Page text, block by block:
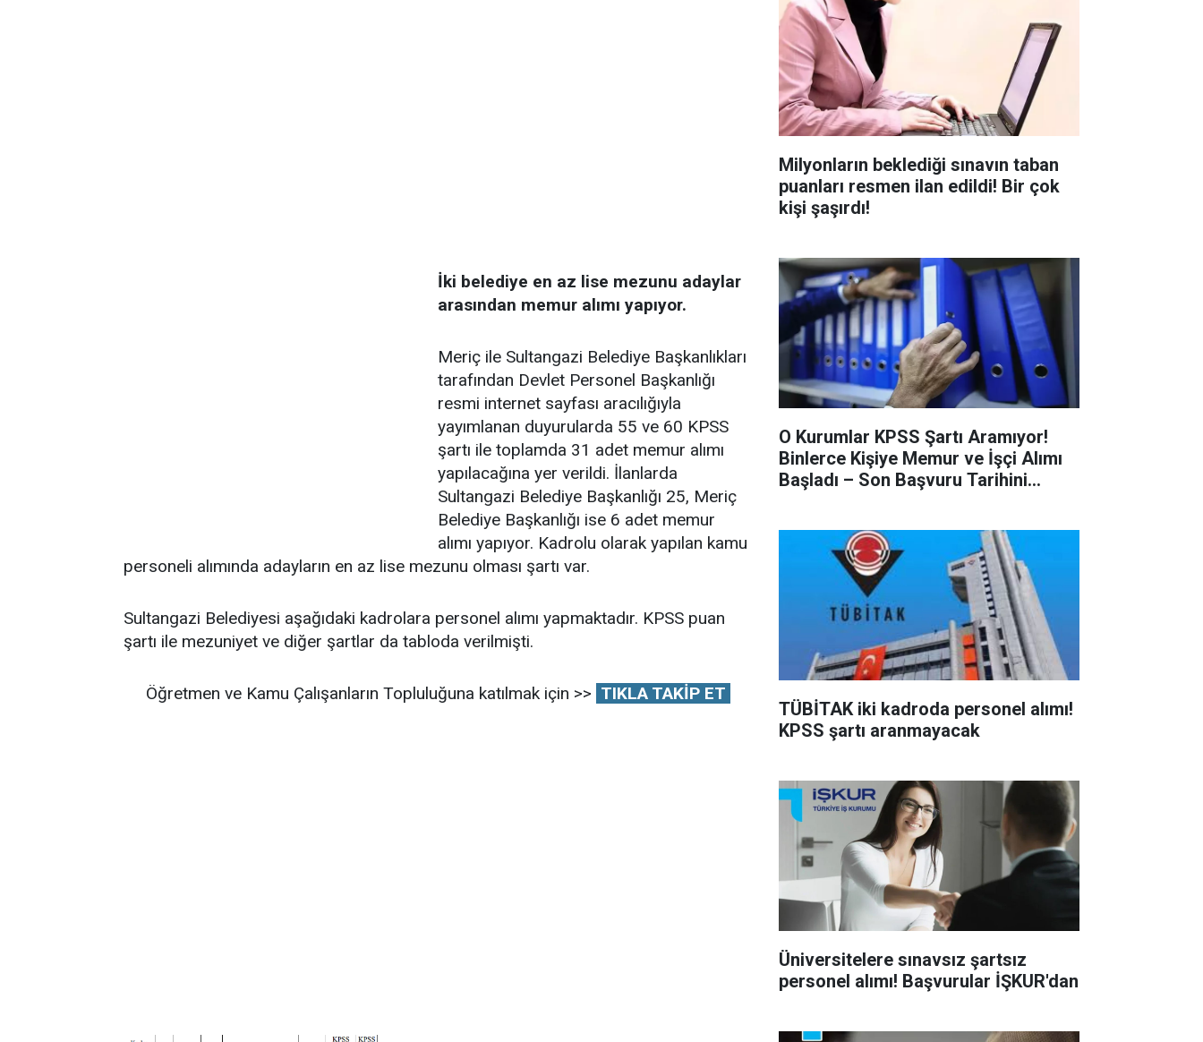
İki belediye en az lise mezunu adaylar
arasından memur alımı yapıyor.
Meriç ile Sultangazi Belediye Başkanlıkları
tarafından Devlet Personel Başkanlığı
resmi internet sayfası aracılığıyla
yayımlanan duyurularda 55 ve 60 KPSS
şartı ile toplamda 31 adet memur alımı
yapılacağına yer verildi. İlanlarda
Sultangazi Belediye Başkanlığı 25, Meriç
Belediye Başkanlığı ise 6 adet memur
alımı yapıyor. Kadrolu olarak yapılan kamu
personeli alımında adayların en az lise mezunu olması şartı var.
Sultangazi Belediyesi aşağıdaki kadrolara personel alımı yapmaktadır. KPSS puan
şartı ile mezuniyet ve diğer şartlar da tabloda verilmişti.
Öğretmen ve Kamu Çalışanların Topluluğuna katılmak için >> TIKLA TAKİP ET
Milyonların beklediği sınavın taban
puanları resmen ilan edildi! Bir çok
kişi şaşırdı!
O Kurumlar KPSS Şartı Aramıyor!
Binlerce Kişiye Memur ve İşçi Alımı
Başladı – Son Başvuru Tarihini
TÜBİTAK iki kadroda personel alımı!
KPSS şartı aranmayacak
Üniversitelere sınavsız şartsız
personel alımı! Başvurular İŞKUR'dan